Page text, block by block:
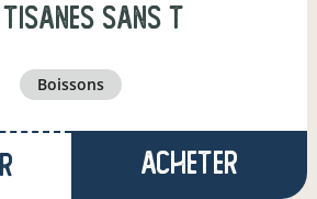
tisanes sans T
boissons
Acheter